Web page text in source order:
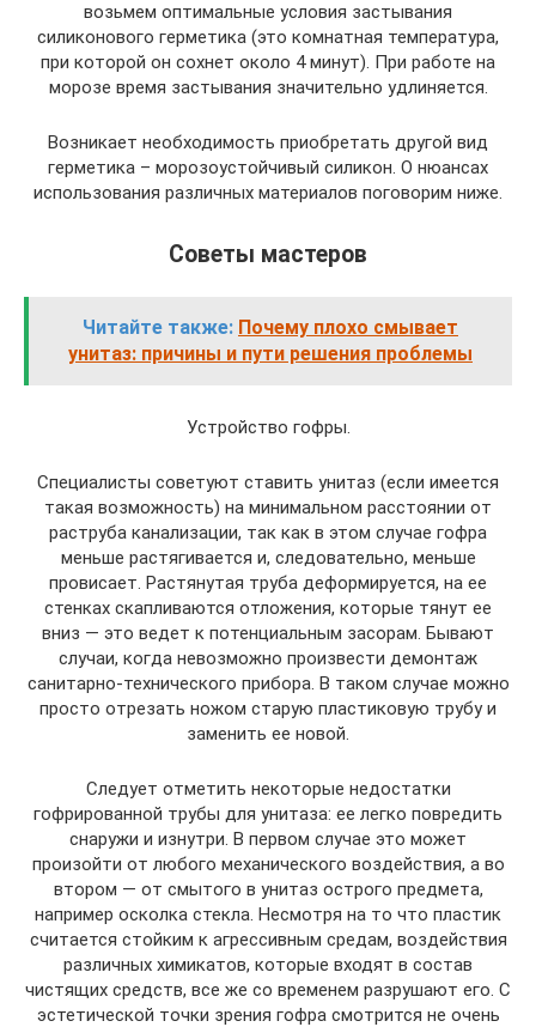
возьмем оптимальные условия застывания
силиконового герметика (это комнатная температура,
при которой он сохнет около 4 минут). При работе на
морозе время застывания значительно удлиняется.
Возникает необходимость приобретать другой вид
герметика – морозоустойчивый силикон. О нюансах
использования различных материалов поговорим ниже.
Советы мастеров
Читайте также: Почему плохо смывает
унитаз: причины и пути решения проблемы
Устройство гофры.
Специалисты советуют ставить унитаз (если имеется
такая возможность) на минимальном расстоянии от
раструба канализации, так как в этом случае гофра
меньше растягивается и, следовательно, меньше
провисает. Растянутая труба деформируется, на ее
стенках скапливаются отложения, которые тянут ее
вниз — это ведет к потенциальным засорам. Бывают
случаи, когда невозможно произвести демонтаж
санитарно-технического прибора. В таком случае можно
просто отрезать ножом старую пластиковую трубу и
заменить ее новой.
Следует отметить некоторые недостатки
гофрированной трубы для унитаза: ее легко повредить
снаружи и изнутри. В первом случае это может
произойти от любого механического воздействия, а во
втором — от смытого в унитаз острого предмета,
например осколка стекла. Несмотря на то что пластик
считается стойким к агрессивным средам, воздействия
различных химикатов, которые входят в состав
чистящих средств, все же со временем разрушают его. С
эстетической точки зрения гофра смотрится не очень